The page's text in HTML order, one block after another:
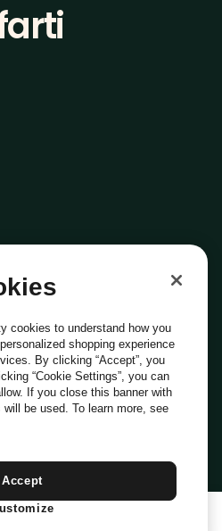
Preferenze Cookie
Codice Etico
- indirizzo DPO: dpo@everli.com
Italiano
cookies to understand how you
shopping experience
By clicking “Accept”, you
“Cookie Settings”, you can
If you close this banner with
will be used. To learn more, see
Accept